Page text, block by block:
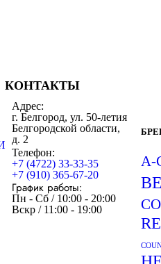
КОНТАКТЫ
Адрес:
г. Белгород, ул. 50-летия
Белгородской области,
д. 2
Телефон:
+7 (4722) 33-33-35
+7 (910) 365-67-20
График работы:
Пн - Сб / 10:00 - 20:00
Вскр / 11:00 - 19:00
A-